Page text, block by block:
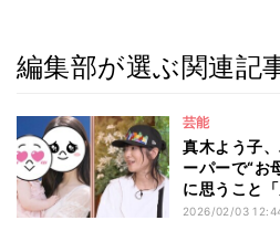
編集部が選ぶ関連記
芸能
真木よう子
ーパーで“お
に思うこと
2026/02/03